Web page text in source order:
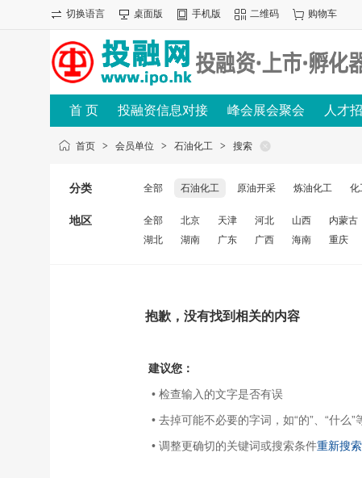
切换语言 桌面版 手机版 二维码 购物车
首 页 投融资信息对接 峰会展会聚会 人才
首页 > 会员单位 > 石油化工 > 搜索
分类 全部 石油化工 原油开采 炼油化工 化
地区 全部 北京 天津 河北 山西 内蒙古
湖北
湖南 广东 广西 海南 重庆
抱歉，没有找到相关的内容
建议您：
• 检查输入的文字是否有误
• 去掉可能不必要的字词，如“的”、“什么”
• 调整更确切的关键词或搜索条件重新搜索